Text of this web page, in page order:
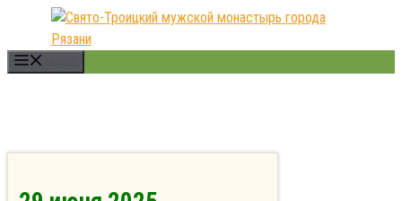
Перейти
содержимому